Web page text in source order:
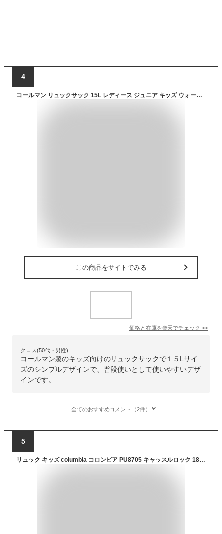
4
コールマン リュックサック 15L レディース ジュニア キッズ ウォーカー15 ブラック 2000038986 Coleman バックパック バッグ
この商品をサイトでみる
価格と在庫を楽天でチェック >>
クロス(50代・男性)
コールマン製のキッズ向けのリュックサックで１５Lサイ
ズのシンプルデザインで、普段使いとして使いやすいデザ
インです。
全てのおすすめコメント（2件）
5
リュック キッズ columbia コロンビア PU8705 キャッスルロック 18L バックパック 小学生 男の子 女の子 低学年 ジュニア 通学 通園 大容量 リュックサック A4 撥水 軽量 丈夫 キャンプ 登山 ハイキング 黒 ブラック かわいい アウトドア ブランド 小さめ ホイッスル付き